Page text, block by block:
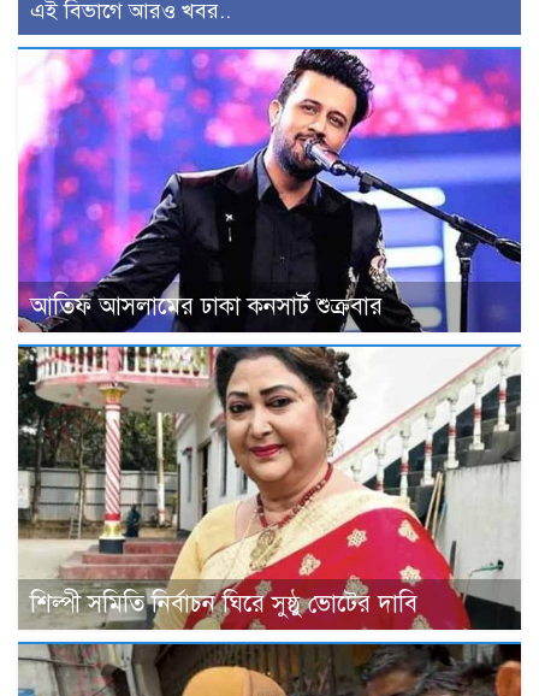
এই বিভাগে আরও খবর..
আতিফ আসলামের ঢাকা কনসার্ট শুক্রবার
শিল্পী সমিতি নির্বাচন ঘিরে সুষ্ঠু ভোটের দাবি